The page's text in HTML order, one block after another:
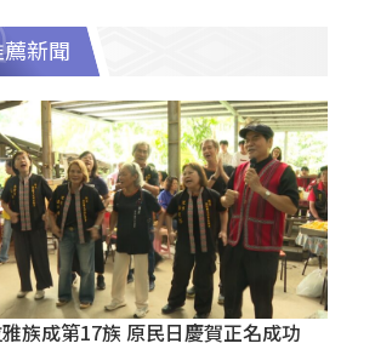
薦新聞
族成第17族 原民日慶賀正名成功